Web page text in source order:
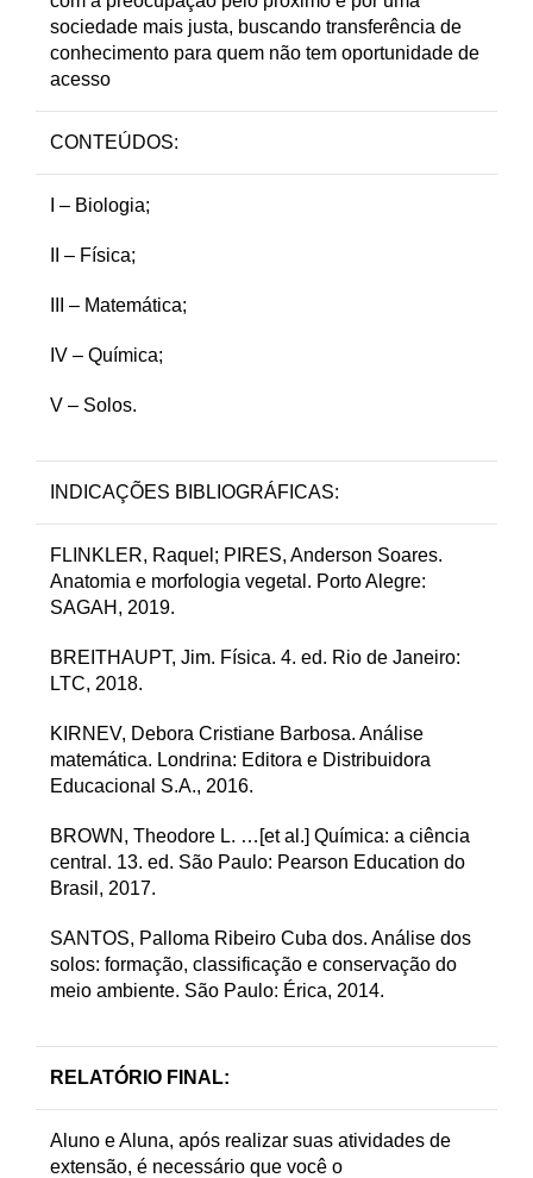
sociedade mais justa, buscando transferência de
conhecimento para quem não tem oportunidade de
acesso
CONTEÚDOS:
I – Biologia;
II – Física;
III – Matemática;
IV – Química;
V – Solos.
INDICAÇÕES BIBLIOGRÁFICAS:
FLINKLER, Raquel; PIRES, Anderson Soares.
Anatomia e morfologia vegetal. Porto Alegre:
SAGAH, 2019.
BREITHAUPT, Jim. Física. 4. ed. Rio de Janeiro:
LTC, 2018.
KIRNEV, Debora Cristiane Barbosa. Análise
matemática. Londrina: Editora e Distribuidora
Educacional S.A., 2016.
BROWN, Theodore L. …[et al.] Química: a ciência
central. 13. ed. São Paulo: Pearson Education do
Brasil, 2017.
SANTOS, Palloma Ribeiro Cuba dos. Análise dos
solos: formação, classificação e conservação do
meio ambiente. São Paulo: Érica, 2014.
RELATÓRIO FINAL:
Aluno e Aluna, após realizar suas atividades de
extensão, é necessário que você o